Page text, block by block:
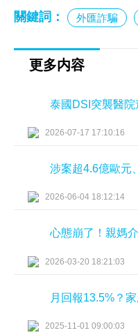
關鍵詞： 外匯詐騙
更多内容
泰國DSI突襲醫
2026-07-17 17:10:16
涉案超4.6億歐元
2026-06-04 18:12:14
心態崩了！親媽
2026-03-20 18:21:03
月回報13.5%？
2025-11-01 09:00:03